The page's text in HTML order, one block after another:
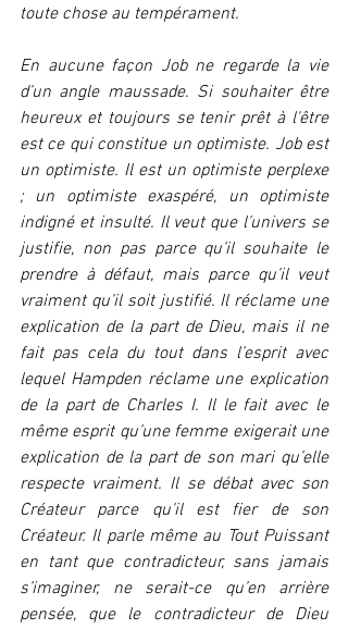
toute chose au tempérament.
En aucune façon Job ne regarde la vie
d’un angle maussade. Si souhaiter être
heureux et toujours se tenir prêt à l'être
est ce qui constitue un optimiste. Job est
un optimiste. Il est un optimiste perplexe
; un optimiste exaspéré, un optimiste
indigné et insulté. Il veut que l’univers se
justifie, non pas parce qu’il souhaite le
prendre à défaut, mais parce qu’il veut
vraiment qu’il soit justifié. Il réclame une
explication de la part de Dieu, mais il ne
fait pas cela du tout dans l’esprit avec
lequel Hampden réclame une explication
de la part de Charles I. Il le fait avec le
même esprit qu’une femme exigerait une
explication de la part de son mari qu’elle
respecte vraiment. Il se débat avec son
Créateur parce qu’il est fier de son
Créateur. Il parle même au Tout Puissant
en tant que contradicteur, sans jamais
s’imaginer, ne serait-ce qu’en arrière
pensée, que le contradicteur de Dieu